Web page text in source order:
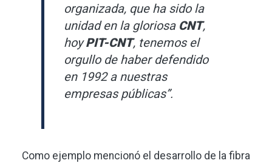
organizada, que ha sido la
unidad en la gloriosa CNT,
hoyPIT-CNT, tenemos el
orgullo de haber defendido
en 1992 a nuestras
empresas públicas”.
Como ejemplo mencionó el desarrollo de la fibra